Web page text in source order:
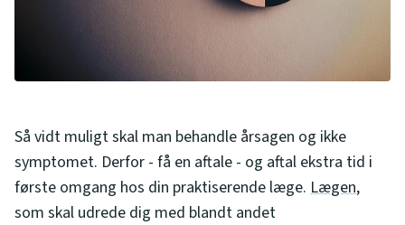
Så vidt muligt skal man behandle årsagen og ikke
symptomet. Derfor - få en aftale - og aftal ekstra tid i
første omgang hos din praktiserende læge. Lægen,
som skal udrede dig med blandt andet